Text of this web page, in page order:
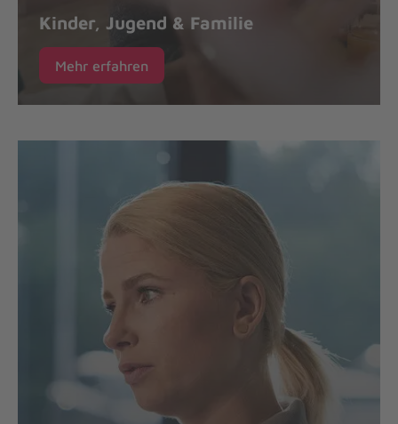
Kinder, Jugend & Familie
Mehr erfahren